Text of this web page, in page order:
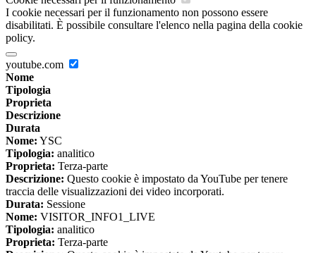
I cookie necessari per il funzionamento non possono essere
disabilitati. È possibile consultare l'elenco nella pagina della cookie
policy.
youtube.com
Nome
Tipologia
Proprieta
Descrizione
Durata
Nome: YSC
Tipologia: analitico
Proprieta: Terza-parte
Descrizione: Questo cookie è impostato da YouTube per tenere
traccia delle visualizzazioni dei video incorporati.
Durata: Sessione
Nome: VISITOR_INFO1_LIVE
Tipologia: analitico
Proprieta: Terza-parte